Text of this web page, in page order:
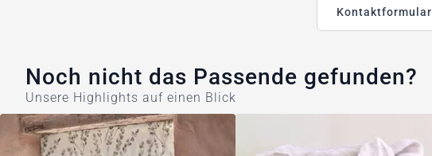
Kontaktformular
Noch nicht das Passende gefunden?
Unsere Highlights auf einen Blick